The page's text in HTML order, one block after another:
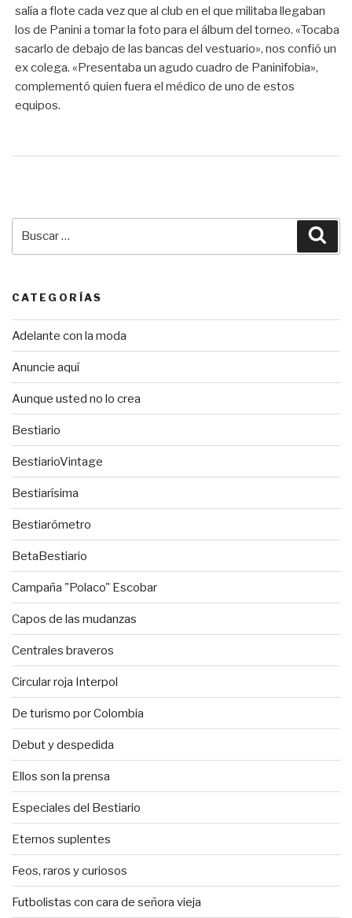
salía a flote cada vez que al club en el que militaba llegaban
los de Panini a tomar la foto para el álbum del torneo. «Tocaba
sacarlo de debajo de las bancas del vestuario», nos confió un
ex colega. «Presentaba un agudo cuadro de Paninifobia»,
complementó quien fuera el médico de uno de estos
equipos.
CATEGORÍAS
Adelante con la moda
Anuncie aquí
Aunque usted no lo crea
Bestiario
BestiarioVintage
Bestiarísima
Bestiarómetro
BetaBestiario
Campaña "Polaco" Escobar
Capos de las mudanzas
Centrales braveros
Circular roja Interpol
De turismo por Colombia
Debut y despedida
Ellos son la prensa
Especiales del Bestiario
Eternos suplentes
Feos, raros y curiosos
Futbolistas con cara de señora vieja